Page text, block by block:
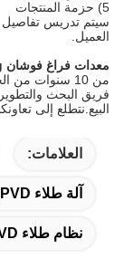
5) حزمة المنتجات
سيتم تدريس تفاصيل
العميل.
معدات فراغ فوشان Jinxinsheng
فريق البحث
البيع.نتطلع إلى
العلامات:
آلة طلاء PVD,آلة ترسيب البخار المادي
نظام طلاء PVD